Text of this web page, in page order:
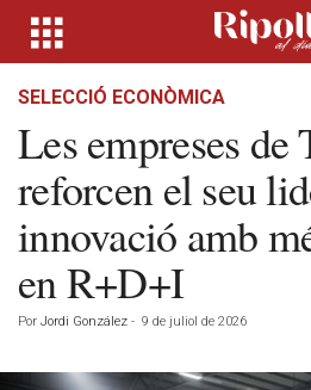
SELECCIÓ ECONÒMICA
Les empreses
reforcen el seu
innovació amb
en R+D+I
Por Jordi González - 9 de juliol de 2026